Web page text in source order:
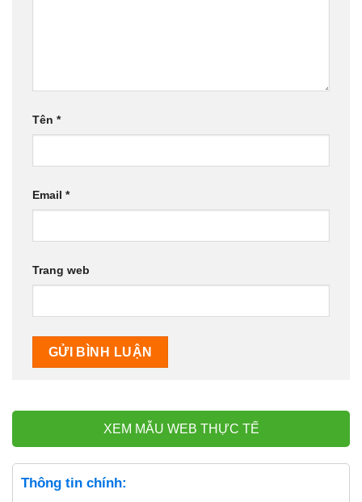
Tên *
Email *
Trang web
XEM MẪU WEB THỰC TẾ
Thông tin chính: